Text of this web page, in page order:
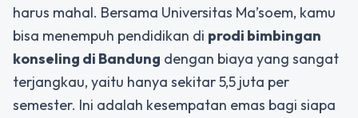
harus mahal. Bersama Universitas Ma’soem, kamu
bisa menempuh pendidikan di prodi bimbingan
konseling di Bandung dengan biaya yang sangat
terjangkau, yaitu hanya sekitar 5,5 juta per
semester. Ini adalah kesempatan emas bagi siapa